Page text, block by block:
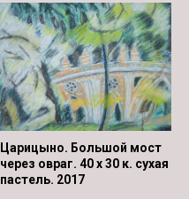
Царицыно. Большой мост
через овраг. 40 х 30 к. сухая
пастель. 2017